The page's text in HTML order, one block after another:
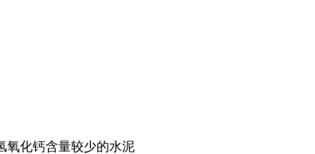
氧化钙含量较少的水泥